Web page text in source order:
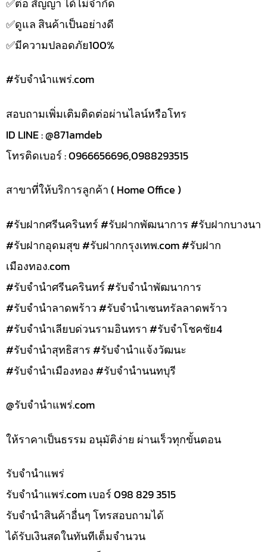
✅️ดูแล สินค้าเป็นอย่างดี
✅️มีความปลอดภัย100%
#รับจํานําแพร่.com
สอบถามเพิ่มเติมติดต่อผ่านไลน์หรือโทร
ID LINE : @871amdeb
โทรติดเบอร์ : 0966656696,0988293515
สาขาที่ให้บริการลูกค้า ( Home Office )
#รับฝากศรีนครินทร์ #รับฝากพัฒนาการ #รับฝากบางนา
#รับฝากอุดมสุข #รับฝากกรุงเทพ.com #รับฝาก
เมืองทอง.com
#รับจำนำศรีนครินทร์ #รับจำนำพัฒนาการ
#รับจำนำลาดพร้าว #รับจำนำเซนทรัลลาดพร้าว
#รับจำนำเลียบด่วนรามอินทรา #รับจำโชคชัย4
#รับจำนำสุทธิสาร #รับจำนำแจ้งวัฒนะ
#รับจำนำเมืองทอง #รับจำนำนนทบุรี
@รับจํานําแพร่.com
ให้ราคาเป็นธรรม อนุมัติง่าย ผ่านเร็วทุกขั้นตอน
รับจํานำแพร่
รับจํานําแพร่.com เบอร์ 098 829 3515
รับจำนำสินค้าอื่นๆ โทรสอบถามได้
ได้รับเงินสดในทันทีเต็มจำนวน